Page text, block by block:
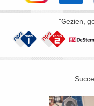
"Gezien,
31. Sinusregel
32. Standaarddeviatie